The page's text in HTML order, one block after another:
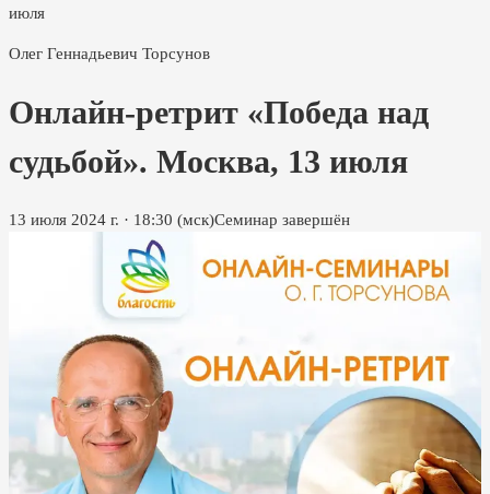
июля
Олег Геннадьевич Торсунов
Онлайн-ретрит «Победа над
судьбой». Москва, 13 июля
13 июля 2024 г. · 18:30 (мск)Семинар завершён